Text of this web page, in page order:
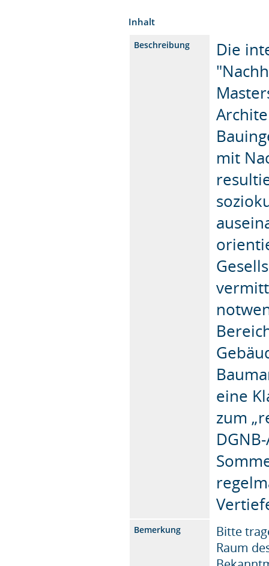
Inhalt
Beschreibung
Die
mit
eine
zum
Bemerkung
Bitte
Raum